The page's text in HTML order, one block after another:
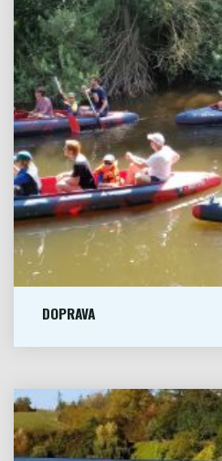
A
REZERVACE"
DOPRAVA
VÍCE"DOPRAVA"
Půjčovna
Paddleboardů